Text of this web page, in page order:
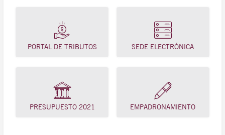
PORTAL DE TRIBUTOS SEDE ELECTRÓNICA
PRESUPUESTO 2021 EMPADRONAMIENTO